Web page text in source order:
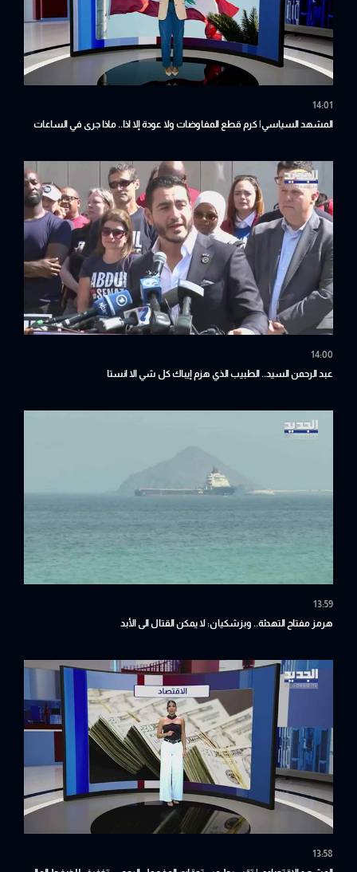
14:01
المشهد السياسي| كرم قطع المفاوضات ولا عودة إلا اذا.. ماذا جرى في الساعات
14:00
عبد الرحمن السيد.. الطبيب الذي هزم إيباك كل شي الا انستا
13:59
هرمز مفتاح التهدئة.. وبزشكيان: لا يمكن القتال الى الأبد
13:58